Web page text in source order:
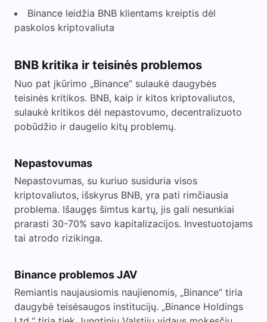
Binance leidžia BNB klientams kreiptis dėl
paskolos kriptovaliuta
BNB kritika ir teisinės problemos
Nuo pat įkūrimo „Binance“ sulaukė daugybės
teisinės kritikos. BNB, kaip ir kitos kriptovaliutos,
sulaukė kritikos dėl nepastovumo, decentralizuoto
pobūdžio ir daugelio kitų problemų.
Nepastovumas
Nepastovumas, su kuriuo susiduria visos
kriptovaliutos, išskyrus BNB, yra pati rimčiausia
problema. Išaugęs šimtus kartų, jis gali nesunkiai
prarasti 30-70% savo kapitalizacijos. Investuotojams
tai atrodo rizikinga.
Binance problemos JAV
Remiantis naujausiomis naujienomis, „Binance“ tiria
daugybė teisėsaugos institucijų. „Binance Holdings